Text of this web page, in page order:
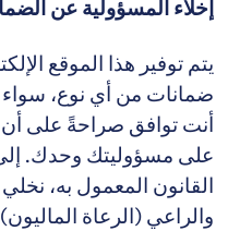
إخلاء المسؤولية عن الضمان
يتم توفير هذا الموقع
ضمانات من أي نوع، سواء
أنت توافق صراحةً على أن
على مسؤوليتك وحدك. إلى
القانون المعمول به، نخلي